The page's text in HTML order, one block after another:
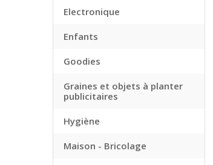
Electronique
Enfants
Goodies
Graines et objets à planter
publicitaires
Hygiène
Maison - Bricolage